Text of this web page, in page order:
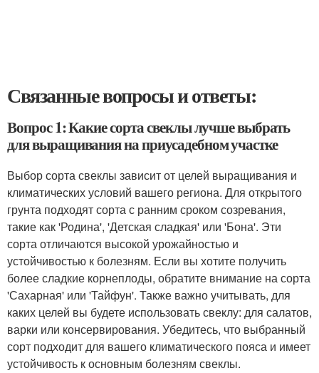
Связанные вопросы и ответы:
Вопрос 1: Какие сорта свеклы лучше выбрать
для выращивания на приусадебном участке
Выбор сорта свеклы зависит от целей выращивания и
климатических условий вашего региона. Для открытого
грунта подходят сорта с ранним сроком созревания,
такие как 'Родина', 'Детская сладкая' или 'Бона'. Эти
сорта отличаются высокой урожайностью и
устойчивостью к болезням. Если вы хотите получить
более сладкие корнеплоды, обратите внимание на сорта
'Сахарная' или 'Тайфун'. Также важно учитывать, для
каких целей вы будете использовать свеклу: для салатов,
варки или консервирования. Убедитесь, что выбранный
сорт подходит для вашего климатического пояса и имеет
устойчивость к основным болезням свеклы.